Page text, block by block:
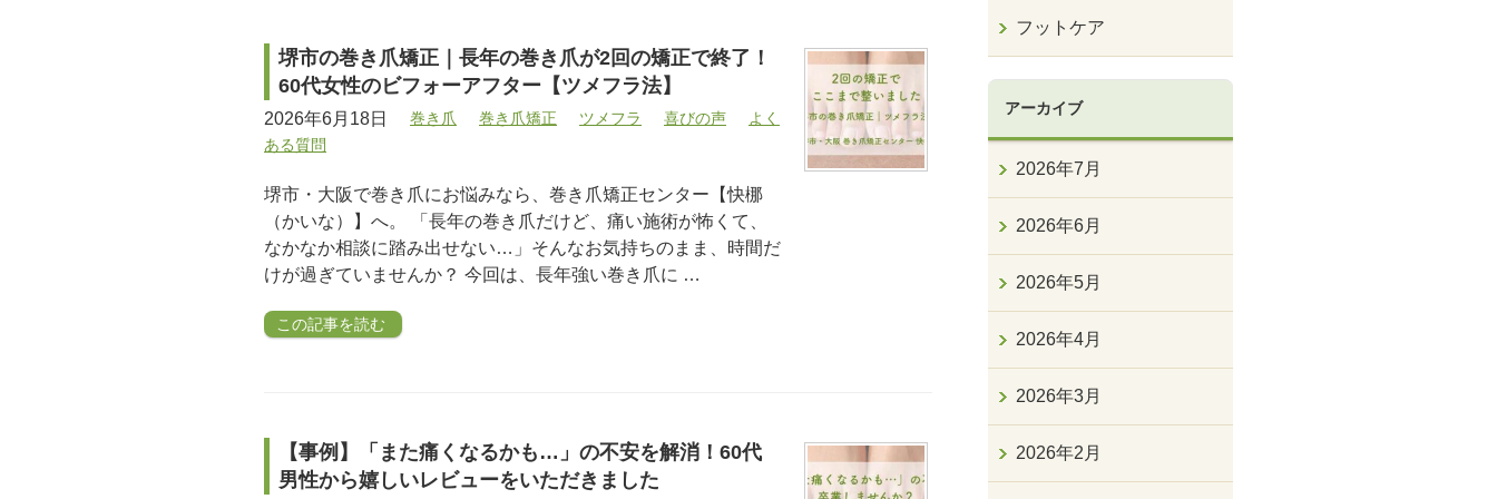
堺市の巻き爪矯正｜長年の巻き爪が2回の矯正で終了！
60代女性のビフォーアフター【ツメフラ法】
2026年6月18日 巻き爪 巻き爪矯正 ツメフラ 喜びの声
よく
ある質問
堺市・大阪で巻き爪にお悩みなら、巻き爪矯正センター【快梛
（かいな）】へ。 「長年の巻き爪だけど、痛い施術が怖くて、
なかなか相談に踏み出せない…」そんなお気持ちのまま、時間だ
けが過ぎていませんか？ 今回は、長年強い巻き爪に …
この記事を読む
【事例】「また痛くなるかも…」の不安を解消！60代
男性から嬉しいレビューをいただきました
フットケア
アーカイブ
2026年7月
2026年6月
2026年5月
2026年4月
2026年3月
2026年2月